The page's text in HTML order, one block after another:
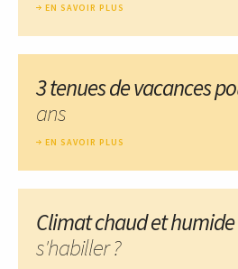
EN SAVOIR PLUS
3 tenues de vacances
ans
EN SAVOIR PLUS
Climat chaud et humide
s'habiller ?